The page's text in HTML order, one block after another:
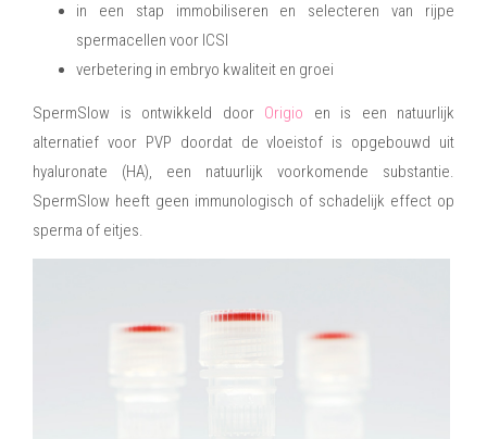
in een stap immobiliseren en selecteren van rijpe
spermacellen voor ICSI
verbetering in embryo kwaliteit en groei
SpermSlow is ontwikkeld door Origio en is een natuurlijk
alternatief voor PVP doordat de vloeistof is opgebouwd uit
hyaluronate (HA), een natuurlijk voorkomende substantie.
SpermSlow heeft geen immunologisch of schadelijk effect op
sperma of eitjes.